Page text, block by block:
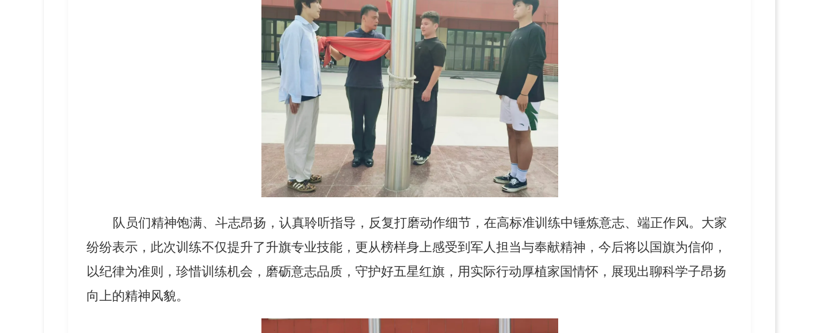
队员们精神饱满、斗志昂扬，认真聆听指导，反复打磨动作细节，在高标准训练中锤炼意志、端正作风。大家
纷纷表示，此次训练不仅提升了升旗专业技能，更从榜样身上感受到军人担当与奉献精神，今后将以国旗为信仰，
以纪律为准则，珍惜训练机会，磨砺意志品质，守护好五星红旗，用实际行动厚植家国情怀，展现出聊科学子昂扬
向上的精神风貌。